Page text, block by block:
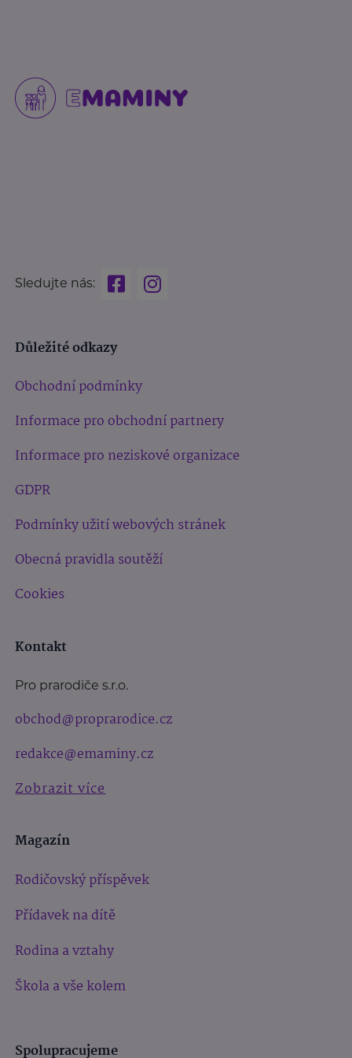
Sledujte nás:
Důležité odkazy
Obchodní podmínky
Informace pro obchodní partnery
Informace pro neziskové organizace
GDPR
Podmínky užití webových stránek
Obecná pravidla soutěží
Cookies
Kontakt
Pro prarodiče s.r.o.
obchod@proprarodice.cz
redakce@emaminy.cz
Zobrazit více
Magazín
Rodičovský příspěvek
Přídavek na dítě
Rodina a vztahy
Škola a vše kolem
Spolupracujeme